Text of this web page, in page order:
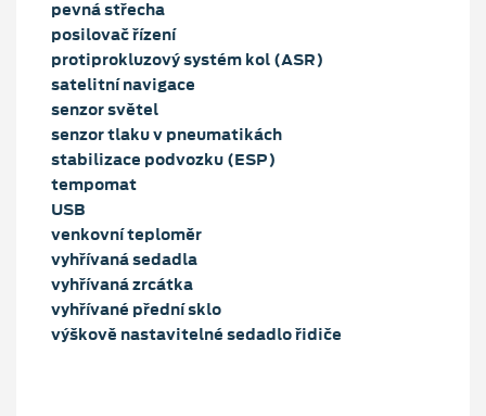
pevná střecha
posilovač řízení
protiprokluzový systém kol (ASR)
satelitní navigace
senzor světel
senzor tlaku v pneumatikách
stabilizace podvozku (ESP)
tempomat
USB
venkovní teploměr
vyhřívaná sedadla
vyhřívaná zrcátka
vyhřívané přední sklo
výškově nastavitelné sedadlo řidiče